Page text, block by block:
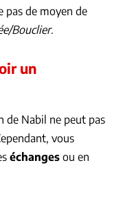
pas de moyen de
Bouclier.
un
de Nabil ne peut pas
vous
échanges ou en